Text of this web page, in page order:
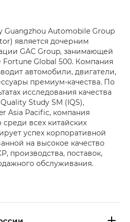
Guangzhou Automobile Group
является дочерним
GAC Group, занимающей
Fortune Global 500. Компания
автомобили, двигатели,
премиум-качества. По
исследования качества
Study SM (IQS),
Asia Pacific, компания
всех китайских
успех корпоративной
на высокое качество
производства, поставок,
обслуживания.